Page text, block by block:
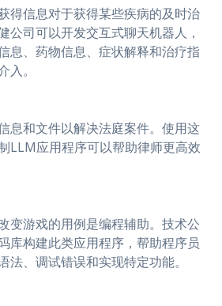
得信息对于获得某些疾病的及时治
公司可以开发交互式聊天机器人，
息、药物信息、症状解释和治疗指
。
息和文件以解决法庭案件。使用这
LLM应用程序可以帮助律师更高效
变游戏的用例是编程辅助。技术公
库构建此类应用程序，帮助程序员
法、调试错误和实现特定功能。